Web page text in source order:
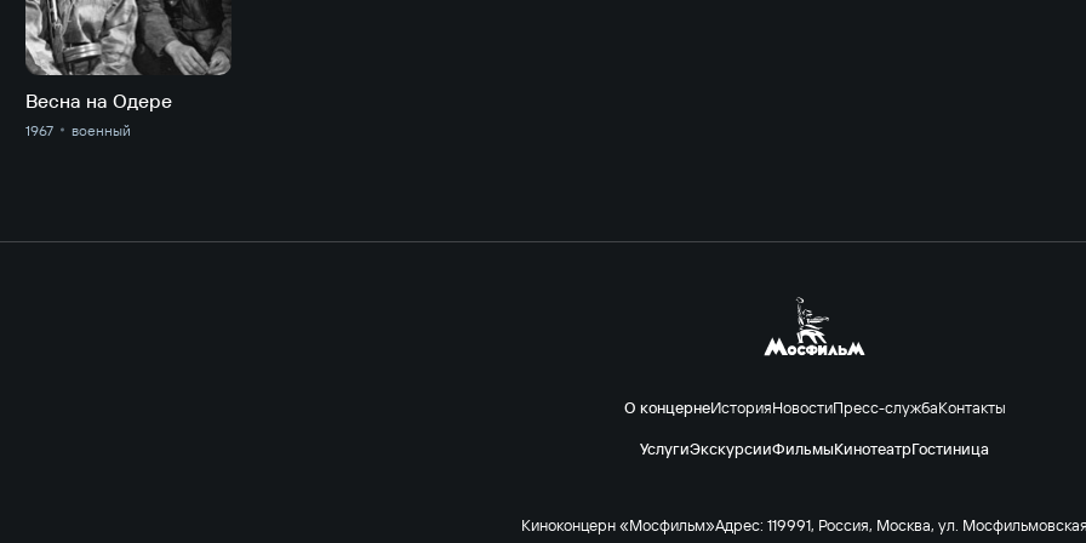
Весна на Одере
1967 военный
О концернеИсторияНовостиПресс-службаКонтакты
УслугиЭкскурсииФильмыКинотеатрГостиница
Киноконцерн «Мосфильм»Адрес: 119991, Россия, Москва, ул.